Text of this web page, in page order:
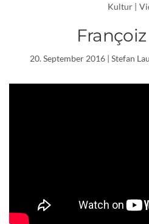
Kultur |
20. September 2016 | Stefan